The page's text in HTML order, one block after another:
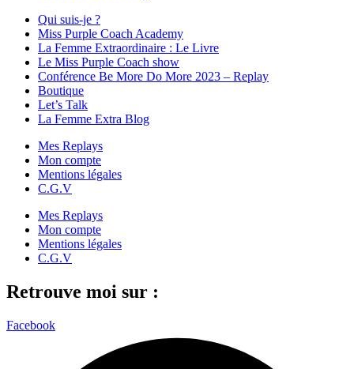
Qui suis-je ?
Miss Purple Coach Academy
La Femme Extraordinaire : Le Livre
Le Miss Purple Coach show
Conférence Be More Do More 2023 – Replay
Boutique
Let’s Talk
La Femme Extra Blog
Mes Replays
Mon compte
Mentions légales
C.G.V
Mes Replays
Mon compte
Mentions légales
C.G.V
Retrouve moi sur :
Facebook